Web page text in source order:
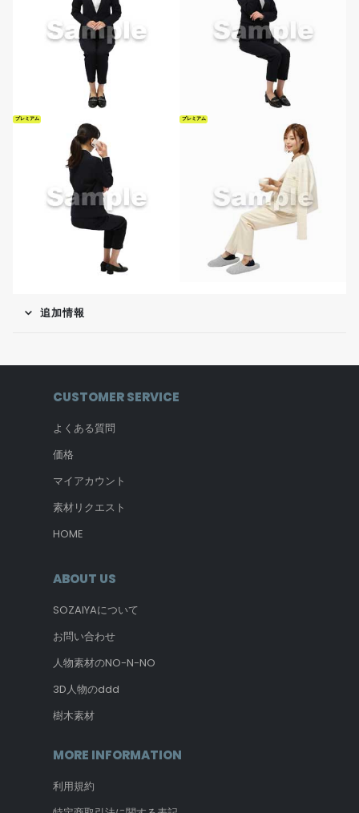
プレミアム プレミアム
追加情報
CUSTOMER SERVICE
よくある質問
価格
マイアカウント
素材リクエスト
HOME
ABOUT US
SOZAIYAについて
お問い合わせ
人物素材のNO-N-NO
3D人物のddd
樹木素材
MORE INFORMATION
利用規約